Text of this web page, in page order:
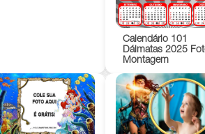
Calendário 101
Dálmatas 2025
Montagem